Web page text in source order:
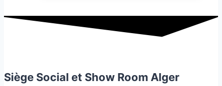
Siège Social et Show Room Alger